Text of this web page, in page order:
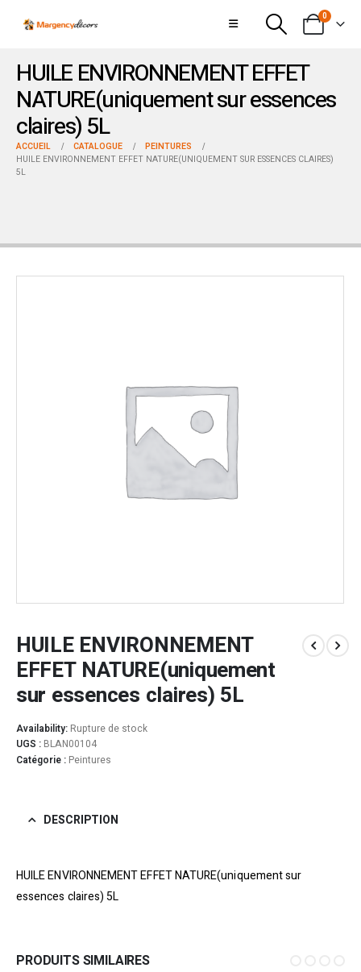
0
HUILE ENVIRONNEMENT EFFET
NATURE(uniquement sur essences
claires) 5L
ACCUEIL CATALOGUE
PEINTURES
HUILE ENVIRONNEMENT EFFET NATURE(UNIQUEMENT SUR ESSENCES CLAIRES)
5L
HUILE ENVIRONNEMENT
EFFET NATURE(uniquement
sur essences claires) 5L
Availability: Rupture de stock
UGS : BLAN00104
Catégorie : Peintures
DESCRIPTION
HUILE ENVIRONNEMENT EFFET NATURE(uniquement sur
essences claires) 5L
PRODUITS SIMILAIRES